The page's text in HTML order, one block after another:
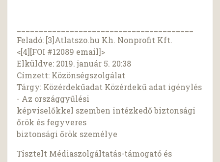
Feladó: [3]Atlatszo.hu Kh. Nonprofit Kft.
<[4][FOI #12089 email]>
Elküldve: 2019. január 5. 20:38
Címzett: Közönségszolgálat
Tárgy: Közérdekűadat Közérdekű adat igénylés
- Az országgyűlési
képviselőkkel szemben intézkedő biztonsági
őrök és fegyveres
biztonsági őrök személye
Tisztelt Médiaszolgáltatás-támogató és